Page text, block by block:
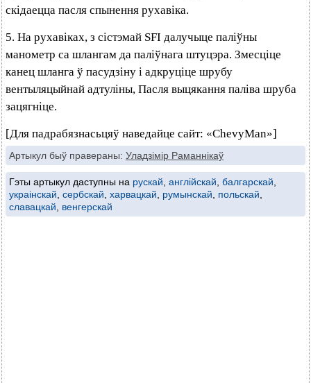
скідаецца пасля спынення рухавіка.
5. На рухавіках, з сістэмай SFI далучыце паліўны
манометр са шлангам да паліўнага штуцэра. Змесціце
канец шланга ў пасудзіну і адкруціце шрубу
вентыляцыйнай адтуліны, Пасля выцякання паліва шруба
зацягніце.
[Для падрабязнасьцяў наведайце сайт: «ChevyMan»]
Артыкул быў правераны: Уладзімір Раманнікаў
Гэты артыкул даступны на рускай англійскай балгарскай
украінскай сербскай харвацкай румынскай польскай
славацкай
венгерскай